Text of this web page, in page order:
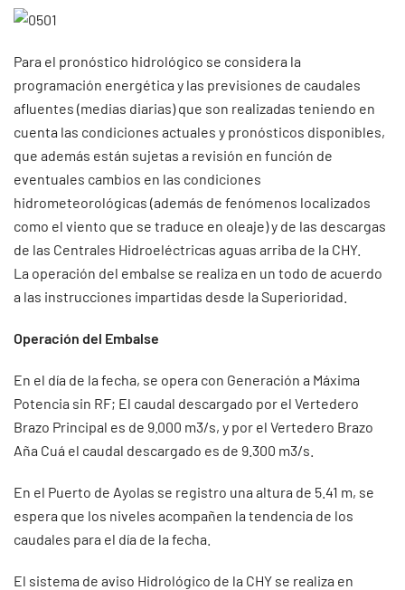
Para el pronóstico hidrológico se considera la
programación energética y las previsiones de caudales
afluentes (medias diarias) que son realizadas teniendo en
cuenta las condiciones actuales y pronósticos disponibles,
que además están sujetas a revisión en función de
eventuales cambios en las condiciones
hidrometeorológicas (además de fenómenos localizados
como el viento que se traduce en oleaje) y de las descargas
de las Centrales Hidroeléctricas aguas arriba de la CHY.
La operación del embalse se realiza en un todo de acuerdo
a las instrucciones impartidas desde la Superioridad.
Operación del Embalse
En el día de la fecha, se opera con Generación a Máxima
Potencia sin RF; El caudal descargado por el Vertedero
Brazo Principal es de 9.000 m3/s, y por el Vertedero Brazo
Aña Cuá el caudal descargado es de 9.300 m3/s.
En el Puerto de Ayolas se registro una altura de 5.41 m, se
espera que los niveles acompañen la tendencia de los
caudales para el día de la fecha.
El sistema de aviso Hidrológico de la CHY se realiza en